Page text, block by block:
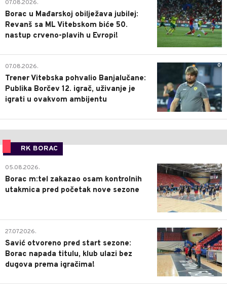
07.08.2026.
Borac u Mađarskoj obilježava jubilej:
Revanš sa ML Vitebskom biće 50.
nastup crveno-plavih u Evropi!
0
07.08.2026.
Trener Vitebska pohvalio Banjalučane:
Publika Borčev 12. igrač, uživanje je
igrati u ovakvom ambijentu
RK BORAC
0
05.08.2026.
Borac m:tel zakazao osam kontrolnih
utakmica pred početak nove sezone
0
27.07.2026.
Savić otvoreno pred start sezone:
Borac napada titulu, klub ulazi bez
dugova prema igračima!